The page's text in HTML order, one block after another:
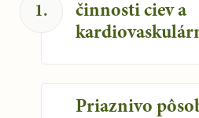
1.
činnosti ciev a
Pagaštan konský
činnosti cievnej a
Podporuje
Priaznivo